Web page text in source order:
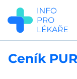
Přejít
hlavnímu
obsahu
Ceník